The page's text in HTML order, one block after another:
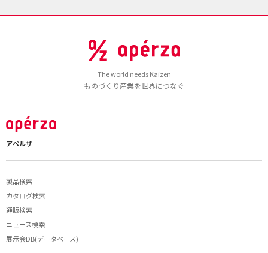
The world needs Kaizen
ものづくり産業を世界につなぐ
アペルザ
製品検索
カタログ検索
通販検索
ニュース検索
展示会DB(データベース)